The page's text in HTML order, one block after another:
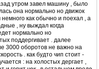
утром завел машину , было
она нормально но движок
немного как обычно и поехал , а
, ну выждал когда
нормально но
поддергивает . далее
3000 оборотов не важно на
. как будто чип стоит -
: на холостых дергает ,